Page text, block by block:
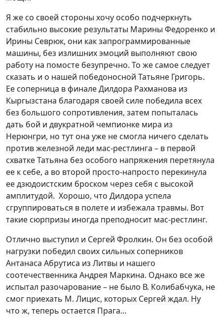
Я же со своей стороны хочу особо подчеркнуть
стабильно высокие результаты Марины Федоренко и
Ирины Севрюк, они как запрограммированные
машины, без излишних эмоций выполняют свою
работу на помосте безупречно. То же самое следует
сказать и о нашей победоносной Татьяне Григорь.
Ее соперница в финале Дилдора Рахманова из
Кыргызстана благодаря своей силе победила всех
без большого сопротивления, затем попыталась
дать бой и двукратной чемпионке мира из
Нерюнгри, но тут она уже не смогла ничего сделать
против железной леди мас-рестлинга – в первой
схватке Татьяна без особого напряжения перетянула
ее к себе, а во второй просто-напросто перекинула
ее дзюдоистским броском через себя с высокой
амплитудой. Хорошо, что Дилдора успела
сгруппироваться в полете и избежала травмы. Вот
такие сюрпризы иногда преподносит мас-рестлинг.
Отлично выступил и Сергей Фролкин. Он без особой
нагрузки победил своих сильных соперников
Антанаса Абрутиса из Литвы и нашего
соотечественника Андрея Маркина. Однако все же
испытал разочарование – не было В. Колибабчука, не
смог приехать М. Лицис, которых Сергей ждал. Ну
что ж, теперь остается Прага…